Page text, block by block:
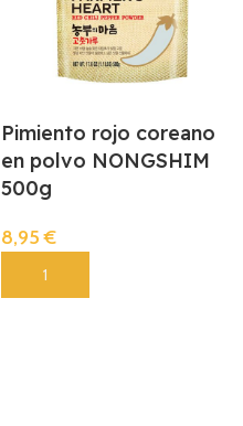
Pimiento rojo coreano
en polvo NONGSHIM
500g
8,95€
Añadir